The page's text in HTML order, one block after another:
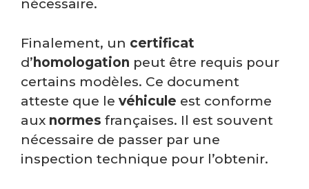
nécessaire.
Finalement, un certificat
d’ homologation peut être requis pour
certains modèles. Ce document
atteste que le véhicule est conforme
aux normes françaises. Il est souvent
nécessaire de passer par une
inspection technique pour l’obtenir.